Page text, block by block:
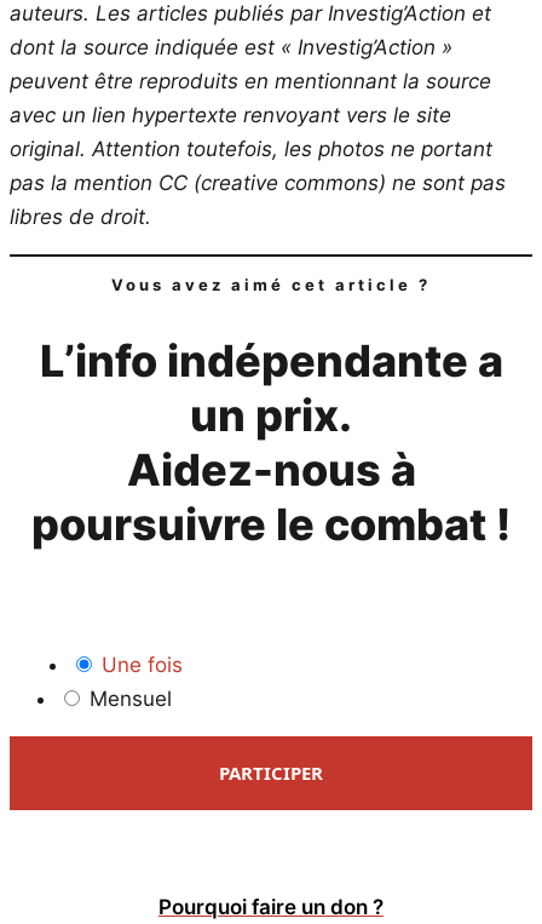
auteurs. Les articles publiés par Investig’Action et
dont la source indiquée est « Investig’Action »
peuvent être reproduits en mentionnant la source
avec un lien hypertexte renvoyant vers le site
original. Attention toutefois, les photos ne portant
pas la mention CC (creative commons) ne sont pas
libres de droit.
Vous avez aimé cet article ?
L’info indépendante a
un prix.
Aidez-nous à
poursuivre le combat !
Une fois
Mensuel
PARTICIPER
Pourquoi faire un don ?